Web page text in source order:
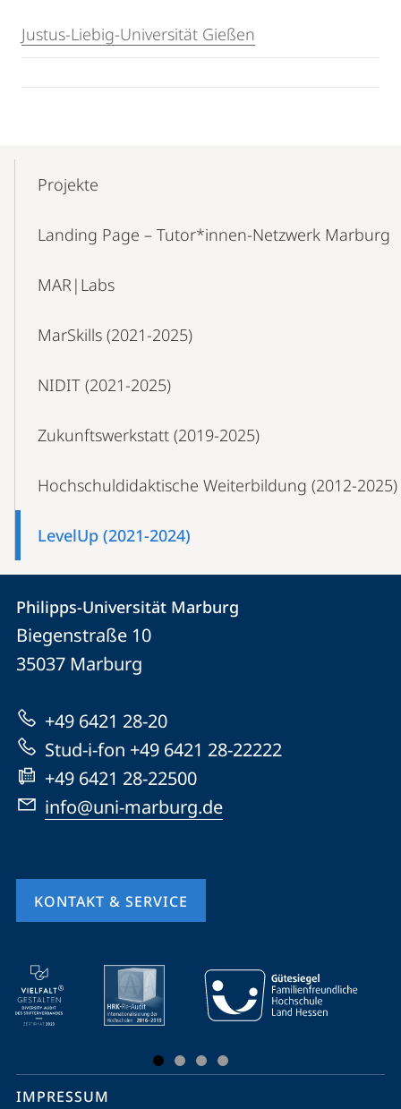
Justus-Liebig-Universität Gießen
NavigationProjekte
Landing Page – Tutor*innen-Netzwerk Marburg
MAR|Labs
MarSkills (2021-2025)
NIDIT (2021-2025)
Zukunfts­werkstatt (2019-2025)
Hochschuldidaktische Weiterbildung (2012-2025)
LevelUp (2021-2024)
Kontakt
und
Informationen
zur
Website
Kontaktinformationen
Philipps-
Universität
Philipps-Universität Marburg
Biegenstraße 10
35037 Marburg
+49 6421 28-20
Stud-i-fon +49 6421 28-22222
+49 6421 28-22500
info@uni-marburg.de
KONTAKT & SERVICE
Mobile-
Service-
Navigation
Social
IMPRESSUM